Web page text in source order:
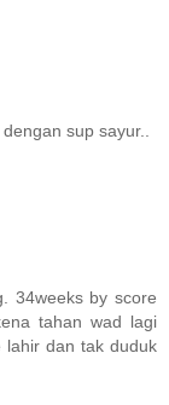
sup sayur..
34weeks by score
tahan wad lagi
lahir dan tak duduk